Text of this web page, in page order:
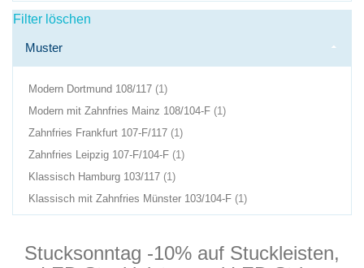
Filter löschen
Muster
Modern Dortmund 108/117 1Produkt(e)
Warenkorb
Modern mit Zahnfries Mainz 108/104-F 1Produkt(e)
Zahnfries Frankfurt 107-F/117 1Produkt(e)
Warenkorb
Zahnfries Leipzig 107-F/104-F 1Produkt(e)
Klassisch Hamburg 103/117 1Produkt(e)
Warenkorb
Klassisch mit Zahnfries Münster 103/104-F 1Produkt(e)
im
Stucksonntag -10% auf Stuckleisten,